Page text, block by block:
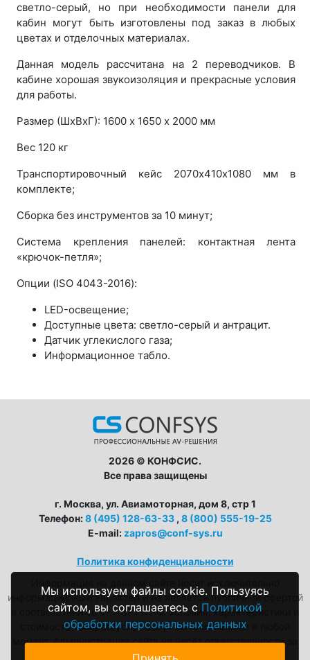
светло-серый, но при необходимости панели для
кабин могут быть изготовлены под заказ в любых
цветах и отделочных материалах.
Данная модель рассчитана на 2 переводчиков. В
кабине хорошая звукоизоляция и прекрасные условия
для работы.
Размер (ШхВхГ): 1600 х 1650 х 2000 мм
Вес 120 кг
Транспортировочный кейс 2070х410х1080 мм в
комплекте;
Сборка без инструментов за 10 минут;
Система крепления панелей: контактная лента
«крючок-петля»;
Опции (ISO 4043-2016):
LED-освещение;
Доступные цвета: светло-серый и антрацит.
Датчик углекислого газа;
Информационное табло.
2026 © КОНФСИС.
Все права защищены
г. Москва, ул. Авиамоторная, дом 8, стр 1
Телефон:8 (495) 128-63-33 , 8 (800) 555-19-25
E-mail: zapros@conf-sys.ru
Политика конфиденциальности
информационный характер и не является публичной офертой
в соответствии со ст. 437 ГК РФ. Условия, характеристики и
стоимость товаров/услуг могут быть изменены в любой
момент. Администрация сайта не несёт ответственности за
возможные неточности в описаниях.
Мы используем файлы cookie. Пользуясь
сайтом, вы соглашаетесь с Политикой
обработки персональных данных